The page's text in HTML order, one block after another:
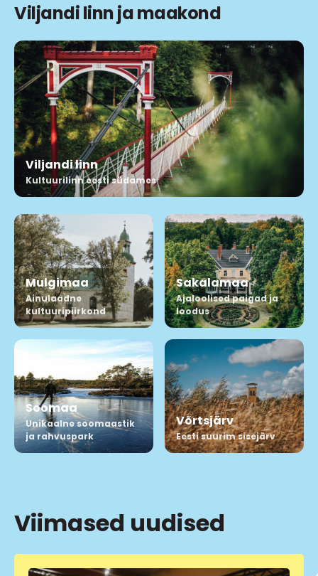
Viljandi linn ja maakond
Viljandi linn
Kultuurilinn eesti südames
Mulgimaa
Ainulaadne
kultuuripiirkond
Sakalamaa
Ajaloolised paigad ja
loodus
Soomaa
Unikaalne soomaastik
ja rahvuspark
Võrtsjärv
Eesti suurim sisejärv
Viimased uudised